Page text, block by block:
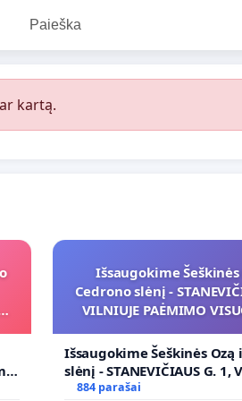
Paieška
kartą.
Išsaugokime
Cedrono slėnį -
VILNIUJE PAĖMIMO
PRITAIKYMO VIEŠAJAI
FUNKCIJAI
Išsaugokime Šeškinės Ozą
slėnį - STANEVIČIAUS G. 1,
PAĖMIMO VISUOMENĖS
884 parašai